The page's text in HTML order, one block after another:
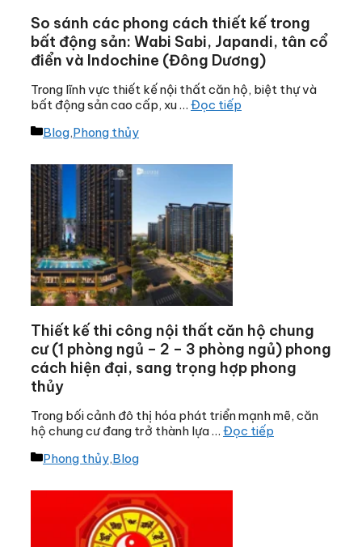
So sánh các phong cách thiết kế trong
bất động sản: Wabi Sabi, Japandi, tân cổ
điển và Indochine (Đông Dương)
Trong lĩnh vực thiết kế nội thất căn hộ, biệt thự và
bất động sản cao cấp, xu … Đọc tiếp
Danh
Blog,Phong thủy
Thiết kế thi công nội thất căn hộ chung
cư (1 phòng ngủ – 2 – 3 phòng ngủ) phong
cách hiện đại, sang trọng hợp phong
thủy
Trong bối cảnh đô thị hóa phát triển mạnh mẽ, căn
hộ chung cư đang trở thành lựa … Đọc tiếp
Danh
Phong thủy,Blog